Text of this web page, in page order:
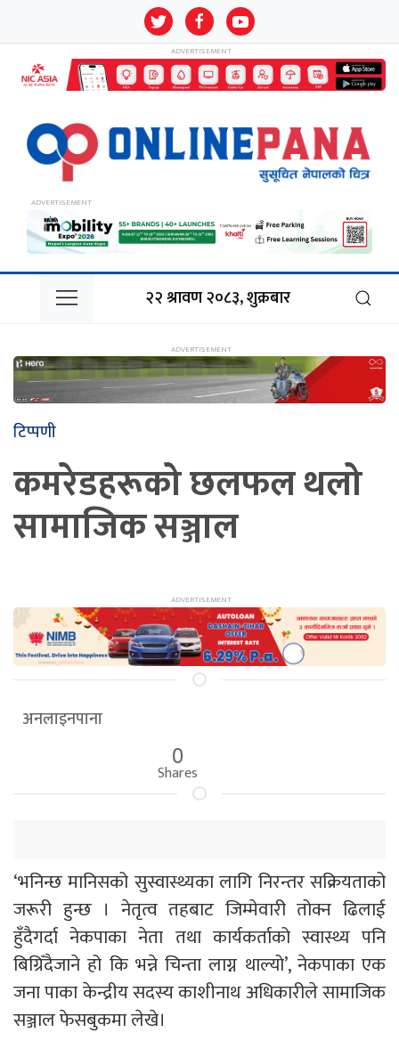
२२ श्रावण २०८३, शुक्रबार
टिप्पणी
कमरेडहरूको छलफल थलो
सामाजिक सञ्जाल
अनलाइनपाना
0
Shares
‘भनिन्छ मानिसको सुस्वास्थ्यका लागि निरन्तर सक्रियताको
जरूरी हुन्छ । नेतृत्व तहबाट जिम्मेवारी तोक्न ढिलाई
हुँदैगर्दा नेकपाका नेता तथा कार्यकर्ताको स्वास्थ्य पनि
बिग्रिँदैजाने हो कि भन्ने चिन्ता लाग्न थाल्यो’, नेकपाका एक
जना पाका केन्द्रीय सदस्य काशीनाथ अधिकारीले सामाजिक
सञ्जाल फेसबुकमा लेखे।